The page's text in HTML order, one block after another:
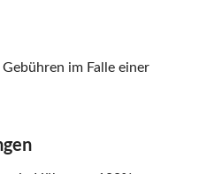
im Falle einer